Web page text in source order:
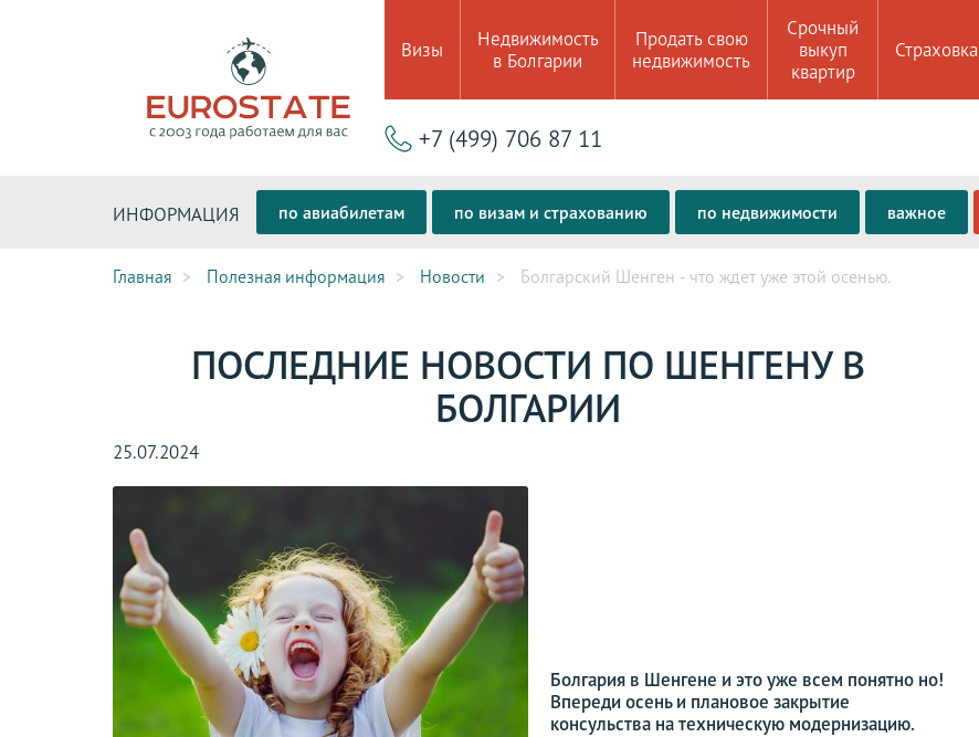
Визы
Недвижимость
в Болгарии
Продать свою
недвижимость
Срочный
выкуп
квартир
Страховка
+7 (499) 706 87 11
ИНФОРМАЦИЯ по авиабилетам по визам и страхованию по недвижимости важное
Главная Полезная информация Новости Болгарский Шенген - что ждет уже этой осенью.
ПОСЛЕДНИЕ НОВОСТИ ПО ШЕНГЕНУ В
БОЛГАРИИ
25.07.2024
Болгария в Шенгене и это уже всем понятно но!
Впереди осень и плановое закрытие
консульства на техническую модернизацию.